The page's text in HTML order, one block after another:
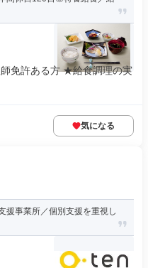
免許ある方 ★給食調理の実
気になる
援事業所／個別支援を重視し